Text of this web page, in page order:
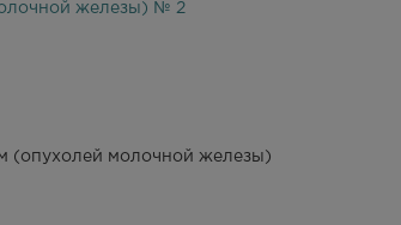
железы) № 2
(опухолей молочной железы)